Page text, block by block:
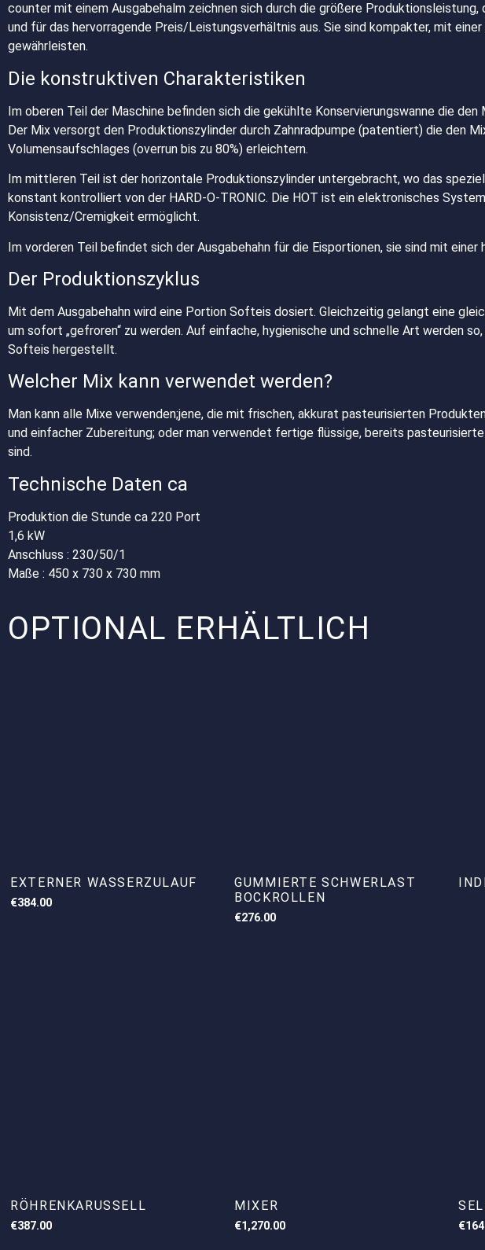
counter mit einem Ausgabehalm zeichnen sich durch die größere
und für das hervorragende Preis/Leistungsverhältnis aus. Sie sind kompakter, mit
gewährleisten.
Die konstruktiven Charakteristiken
Im oberen Teil der Maschine befinden sich die gekühlte Konservierungswanne die
Der Mix versorgt den Produktionszylinder durch Zahnradpumpe (patentiert) die den
Volumensaufschlages (overrun bis zu 80%) erleichtern.
Im mittleren Teil ist der horizontale Produktionszylinder untergebracht, wo das
konstant kontrolliert von der HARD-O-TRONIC. Die HOT ist ein elektronisches
Konsistenz/Cremigkeit ermöglicht.
Im vorderen Teil befindet sich der Ausgabehahn für die Eisportionen, sie sind mit
Der Produktionszyklus
Mit dem Ausgabehahn wird eine Portion Softeis dosiert. Gleichzeitig gelangt eine
um sofort „gefroren“ zu werden. Auf einfache, hygienische und schnelle Art werden
Softeis hergestellt.
Welcher Mix kann verwendet werden?
Man kann alle Mixe verwenden;jene, die mit frischen, akkurat pasteurisierten
und einfacher Zubereitung; oder man verwendet fertige flüssige, bereits
sind.
Technische Daten ca
Produktion die Stunde ca 220 Port
1,6 kW
Anschluss : 230/50/1
Maße : 450 x 730 x 730 mm
OPTIONAL ERHÄLTLICH
EXTERNER WASSERZULAUF
€384.00
GUMMIERTE SCHWERLAST
BOCKROLLEN
€276.00
RÖHRENKARUSSELL
€387.00
MIXER
€1,270.00 €